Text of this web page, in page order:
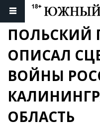
ПОЛЬСКИЙ
ОПИСАЛ
ВОЙНЫ
ОБЛАСТЬ